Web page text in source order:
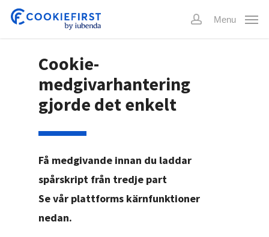
Skip
account
Menu
Cookie-
medgivarhantering
gjorde det enkelt
Få medgivande innan du laddar
spårskript från tredje part
Se vår plattforms kärnfunktioner
nedan.